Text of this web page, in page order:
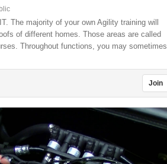
The majority of your own Agility training will
of different homes. Those areas are called
Throughout functions, you may sometimes
Join